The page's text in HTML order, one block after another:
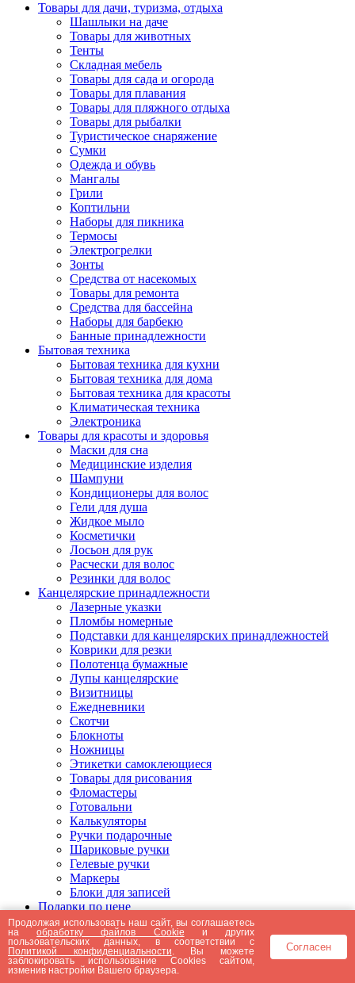
Товары для дачи, туризма, отдыха
Шашлыки на даче
Товары для животных
Тенты
Складная мебель
Товары для сада и огорода
Товары для плавания
Товары для пляжного отдыха
Товары для рыбалки
Туристическое снаряжение
Сумки
Одежда и обувь
Мангалы
Грили
Коптильни
Наборы для пикника
Термосы
Электрогрелки
Зонты
Средства от насекомых
Товары для ремонта
Средства для бассейна
Наборы для барбекю
Банные принадлежности
Бытовая техника
Бытовая техника для кухни
Бытовая техника для дома
Бытовая техника для красоты
Климатическая техника
Электроника
Товары для красоты и здоровья
Маски для сна
Медицинские изделия
Шампуни
Кондиционеры для волос
Гели для душа
Жидкое мыло
Косметички
Лосьон для рук
Расчески для волос
Резинки для волос
Канцелярские принадлежности
Лазерные указки
Пломбы номерные
Подставки для канцелярских принадлежностей
Коврики для резки
Полотенца бумажные
Лупы канцелярские
Визитницы
Ежедневники
Скотчи
Блокноты
Ножницы
Этикетки самоклеющиеся
Товары для рисования
Фломастеры
Готовальни
Калькуляторы
Ручки подарочные
Шариковые ручки
Гелевые ручки
Маркеры
Блоки для записей
Подарки по цене
Подарки от 5000 рублей
Подарки до 5000 рублей
Подарки до 3000 рублей
Подарки до 2000 рублей
Подарки до 1000 рублей
Продолжая использовать наш сайт, вы соглашаетесь
наобработку файлов Cookie и других
пользовательских данных, в соответствии с
Политикой конфиденциальности . Вы можете
заблокировать использование Cookies сайтом,
изменив настройки Вашего браузера.
Согласен